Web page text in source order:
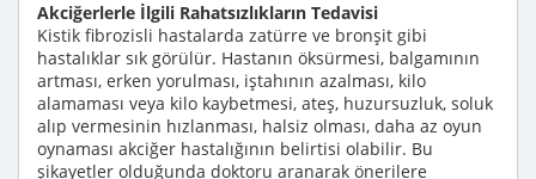
Akciğerlerle İlgili Rahatsızlıkların Tedavisi
Kistik fibrozisli hastalarda zatürre ve bronşit gibi
hastalıklar sık görülür. Hastanın öksürmesi, balgamının
artması, erken yorulması, iştahının azalması, kilo
alamaması veya kilo kaybetmesi, ateş, huzursuzluk, soluk
alıp vermesinin hızlanması, halsiz olması, daha az oyun
oynaması akciğer hastalığının belirtisi olabilir. Bu
şikayetler olduğunda doktoru aranarak önerilere